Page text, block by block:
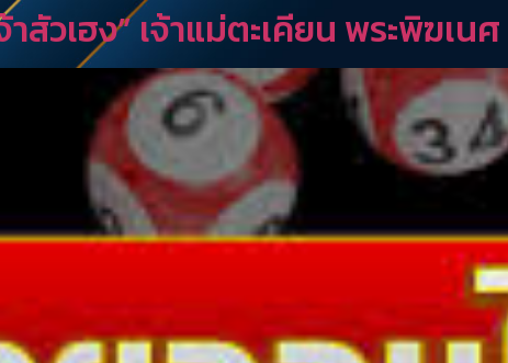
สัวเฮง” เจ้าแม่ตะเคียน พระพิฆเนศ